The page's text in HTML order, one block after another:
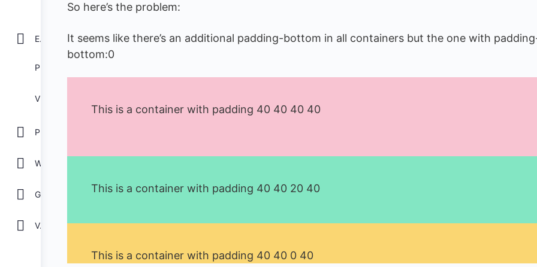
EXCEL
VBA para Macros
GOOGLE
Ver todos
So here’s the problem:
It seems like there’s an additional padding-bottom in all containers but the one with
bottom:0
This is a container with padding 40 40 40 40
This is a container with padding 40 40 20 40
This is a container with padding 40 40 0 40